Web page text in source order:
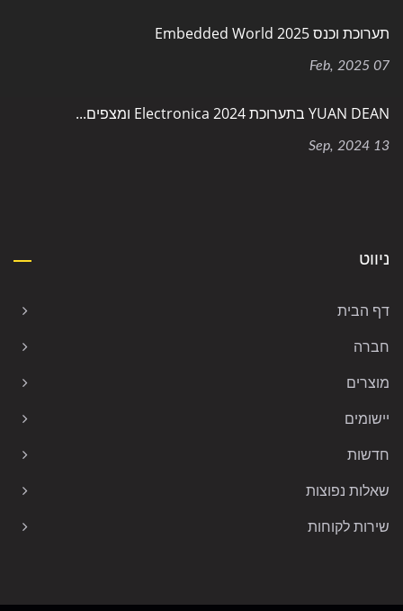
תערוכת וכנס Embedded World 2025
07 Feb, 2025
YUAN DEAN בתערוכת Electronica 2024 ומצפים...
13 Sep, 2024
ניווט
דף הבית
חברה
מוצרים
יישומים
חדשות
שאלות נפוצות
שירות לקוחות